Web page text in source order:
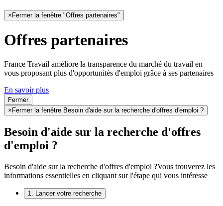
×Fermer la fenêtre "Offres partenaires"
Offres partenaires
France Travail améliore la transparence du marché du travail en
vous proposant plus d'opportunités d'emploi grâce à ses partenaires
En savoir plus
Fermer
× Fermer la fenêtre Besoin d'aide sur la recherche d'offres d'emploi ?
Besoin d'aide sur la recherche d'offres
d'emploi ?
Besoin d'aide sur la recherche d'offres d'emploi ?Vous trouverez les
informations essentielles en cliquant sur l'étape qui vous intéresse
1. Lancer votre recherche